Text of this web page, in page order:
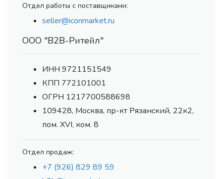
Отдел работы с поставщиками:
seller@iconmarket.ru
ООО "В2В-Ритейл"
ИНН 9721151549
КПП 772101001
ОГРН 1217700588698
109428, Москва, пр-кт Рязанский, 22к2,
пом. XVI, ком. 8
Отдел продаж:
+7 (926) 829 89 59